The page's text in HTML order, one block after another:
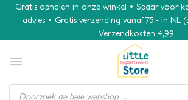
Gratis ophalen in onze winkel • Spaar voor
advies • Gratis verzending vanaf 75,- in NL
Verzendkosten 4,99
Producten
zoeken